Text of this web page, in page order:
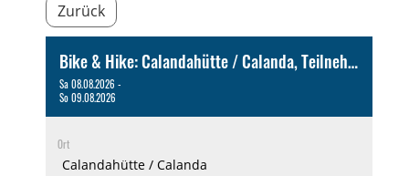
Zurück
Bike & Hike: Calandahütte / Calanda, Teilnehmerzahl beschränkt (Übernachtung) mit Michi
Sa 08.08.2026 -
So 09.08.2026
Ort
Calandahütte / Calanda